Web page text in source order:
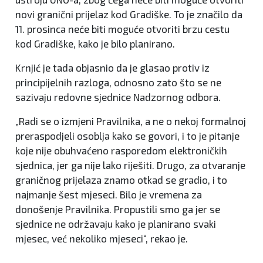
novi granični prijelaz kod Gradiške. To je značilo da
11. prosinca neće biti moguće otvoriti brzu cestu
kod Gradiške, kako je bilo planirano.
Krnjić je tada objasnio da je glasao protiv iz
principijelnih razloga, odnosno zato što se ne
sazivaju redovne sjednice Nadzornog odbora.
„Radi se o izmjeni Pravilnika, a ne o nekoj formalnoj
preraspodjeli osoblja kako se govori, i to je pitanje
koje nije obuhvaćeno rasporedom elektroničkih
sjednica, jer ga nije lako riješiti. Drugo, za otvaranje
graničnog prijelaza znamo otkad se gradio, i to
najmanje šest mjeseci. Bilo je vremena za
donošenje Pravilnika. Propustili smo ga jer se
sjednice ne održavaju kako je planirano svaki
mjesec, već nekoliko mjeseci“, rekao je.